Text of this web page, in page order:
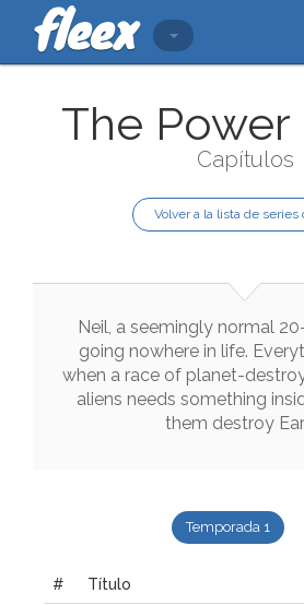
The Power
Capítulos
Volver a la lista de series
Neil, a seemingly normal 20
going nowhere in life.
when a race of planet-
aliens needs something
them destroy
Temporada 1
# Título